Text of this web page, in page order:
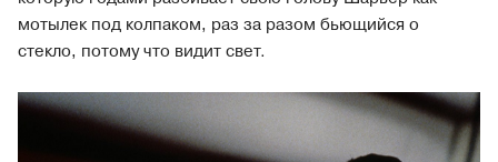
мотылек под колпаком, раз за разом бьющийся о
стекло, потому что видит свет.